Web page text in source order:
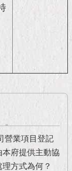
營業項目登記
府提供主動協
方式為何？